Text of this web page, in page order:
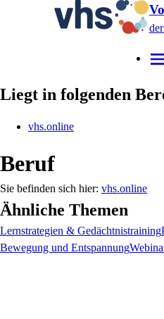
Liegt in folgenden
vhs.online
Beruf
vhs.online
Ähnliche Themen
Lernstrategien & Gedächtnistraining
Bewegung und Entspannung